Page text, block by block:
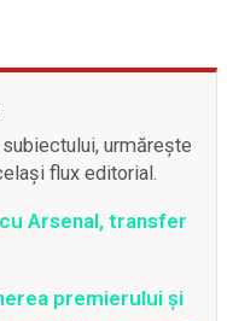
urmărește
flux editorial.
Arsenal, transfer
premierului și